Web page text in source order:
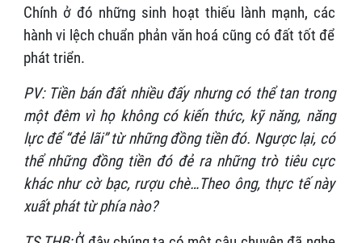
Chính ở đó những sinh hoạt thiếu lành mạnh, các
hành vi lệch chuẩn phản văn hoá cũng có đất tốt để
phát triển.
PV: Tiền bán đất nhiều đấy nhưng có thể tan trong
một đêm vì họ không có kiến thức, kỹ năng, năng
lực để “đẻ lãi” từ những đồng tiền đó. Ngược lại, có
thể những đồng tiền đó đẻ ra những trò tiêu cực
khác như cờ bạc, rượu chè…Theo ông, thực tế này
xuất phát từ phía nào?